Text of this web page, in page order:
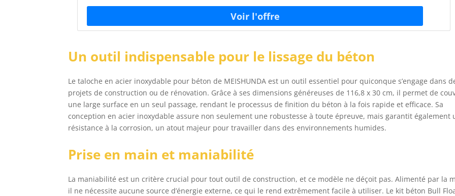
Un outil indispensable pour le lissage du béton
Le taloche en acier inoxydable pour béton de MEISHUNDA est un outil essentiel pour quiconque s’engage dans
projets de construction ou de rénovation. Grâce à ses dimensions généreuses de 116,8 x 30 cm, il permet de
une large surface en un seul passage, rendant le processus de finition du béton à la fois rapide et efficace. Sa
conception en acier inoxydable assure non seulement une robustesse à toute épreuve, mais garantit également
résistance à la corrosion, un atout majeur pour travailler dans des environnements humides.
Prise en main et maniabilité
La maniabilité est un critère crucial pour tout outil de construction, et ce modèle ne déçoit pas. Alimenté par la
il ne nécessite aucune source d’énergie externe, ce qui le rend extrêmement facile à utiliser. Le kit béton Bull